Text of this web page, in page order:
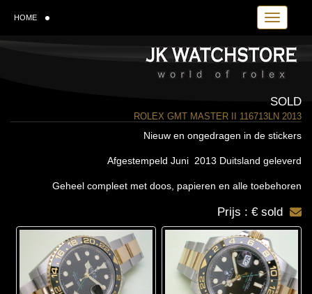
Toggle
HOME
SOLD
ROLEX GMT MASTER II 116713LN 2013
Nieuw en ongedragen in de stickers
Afgestempeld Juni 2013 Duitsland geleverd
Geheel compleet met doos, papieren en alle toebehoren
Prijs : € sold